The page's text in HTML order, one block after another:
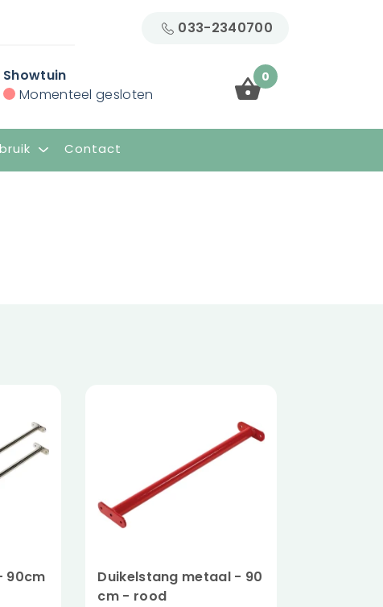
033-2340700
Showtuin
Momenteel gesloten
0
Contact
90cm
Duikelstang metaal - 90
cm - rood